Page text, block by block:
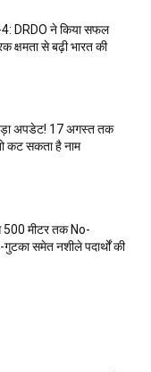
4: DRDO ने किया सफल
क्षमता से बढ़ी भारत की
बड़ा अपडेट! 17 अगस्त तक
कट सकता है नाम
मीटर तक No-
समेत नशीले पदार्थों की